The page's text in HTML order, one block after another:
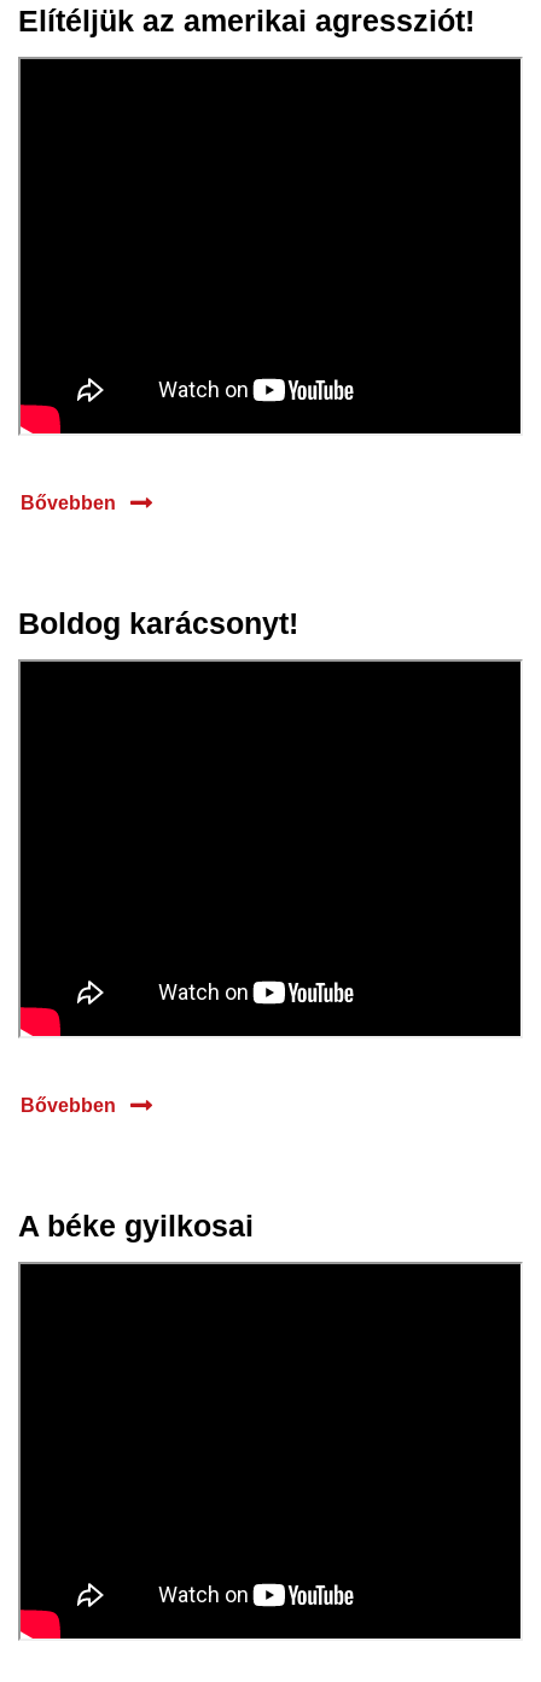
07 jan.
Elítéljük az amerikai agressziót!
Bővebben
19 dec.
Boldog karácsonyt!
Bővebben
A béke gyilkosai